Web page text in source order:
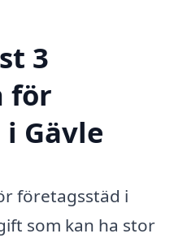
3
för
Gävle
företagsstäd i
som kan ha stor